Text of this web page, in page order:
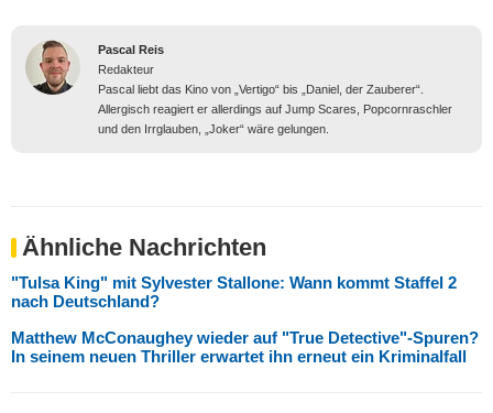
Pascal Reis
Redakteur
Pascal liebt das Kino von „Vertigo“ bis „Daniel, der Zauberer“.
Allergisch reagiert er allerdings auf Jump Scares, Popcornraschler
und den Irrglauben, „Joker“ wäre gelungen.
Ähnliche Nachrichten
"Tulsa King" mit Sylvester Stallone: Wann kommt Staffel 2
nach Deutschland?
Matthew McConaughey wieder auf "True Detective"-Spuren?
In seinem neuen Thriller erwartet ihn erneut ein Kriminalfall